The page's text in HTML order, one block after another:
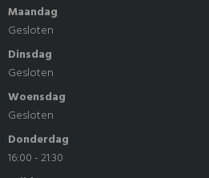
Maandag
Gesloten
Dinsdag
Gesloten
Woensdag
Gesloten
Donderdag
16:00 - 21:30